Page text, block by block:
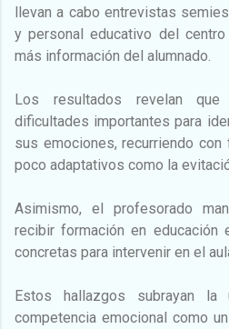
llevan a cabo entrevistas
y personal educativo del
más información del alumnado.
Los resultados revelan que
dificultades importantes para
sus emociones, recurriendo con
poco adaptativos como la
Asimismo, el profesorado
recibir formación en educación
concretas para intervenir en el
Estos hallazgos subrayan la
competencia emocional como